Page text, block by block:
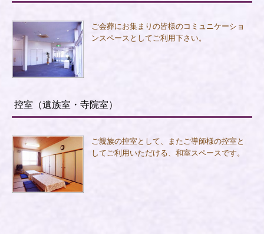
ご会葬にお集まりの皆様のコミュニケーショ
ンスペースとしてご利用下さい。
控室（遺族室・寺院室）
ご親族の控室として、またご導師様の控室と
してご利用いただける、和室スペースです。